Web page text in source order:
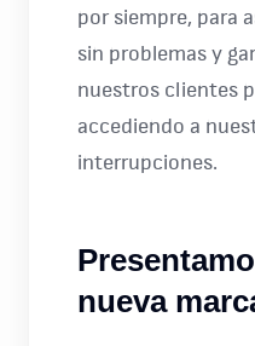
por siempre, para
sin problemas y
nuestros clientes
accediendo a
interrupciones.
nueva